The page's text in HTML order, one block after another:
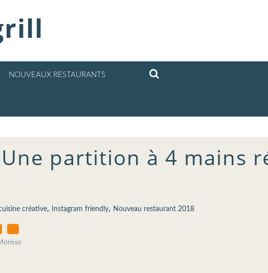
NOUVEAUX RESTAURANTS
partition à 4 mains
créative, Instagram friendly, Nouveau restaurant 2018